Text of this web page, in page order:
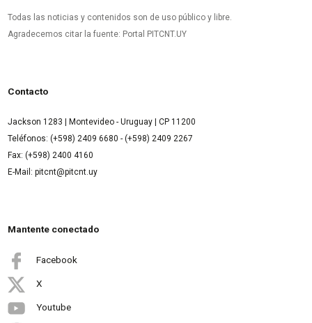
Todas las noticias y contenidos son de uso público y libre.
Agradecemos citar la fuente: Portal PITCNT.UY
Contacto
Jackson 1283 | Montevideo - Uruguay | CP 11200
Teléfonos: (+598) 2409 6680 - (+598) 2409 2267
Fax: (+598) 2400 4160
E-Mail: pitcnt@pitcnt.uy
Mantente conectado
Facebook
X
Youtube